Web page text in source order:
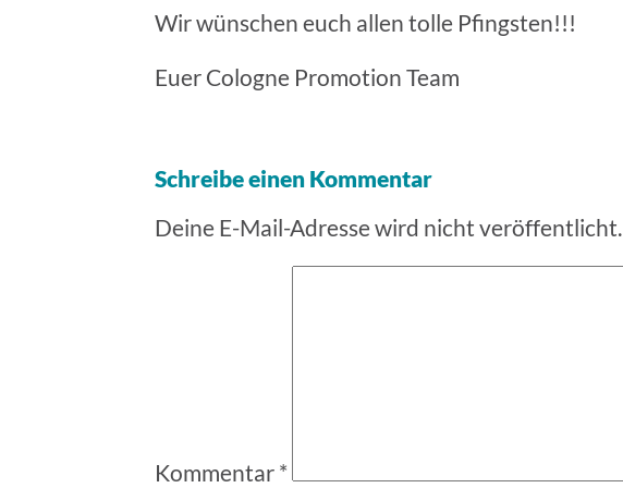
Wir wünschen euch allen tolle Pfingsten!!!
Euer Cologne Promotion Team
Schreibe einen Kommentar
Deine E-Mail-Adresse wird nicht veröffentlicht.
Kommentar *